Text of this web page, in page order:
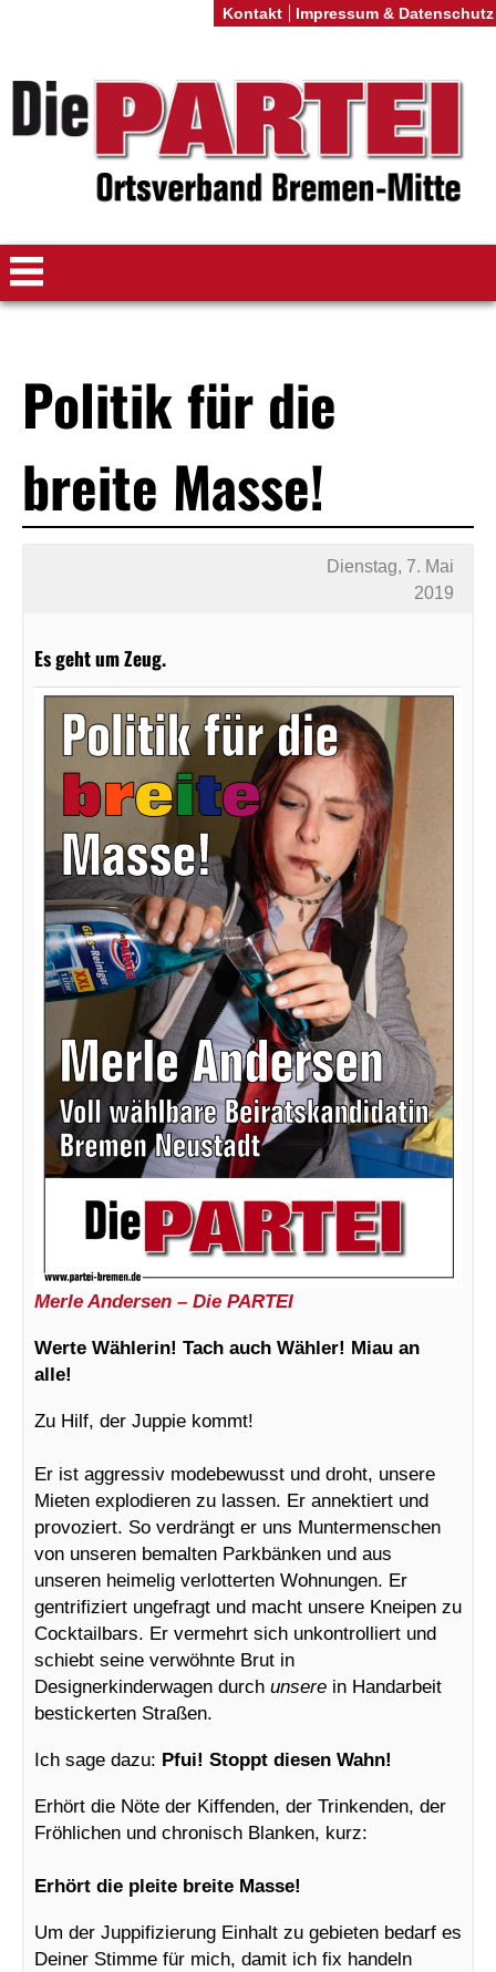
Politik für die
breite Masse!
Dienstag, 7. Mai
2019
Es geht um Zeug.
Merle Andersen – Die PARTEI
Werte Wählerin! Tach auch Wähler! Miau an
alle!
Zu Hilf, der Juppie kommt!
Er ist aggressiv modebewusst und droht, unsere
Mieten explodieren zu lassen. Er annektiert und
provoziert. So verdrängt er uns Muntermenschen
von unseren bemalten Parkbänken und aus
unseren heimelig verlotterten Wohnungen. Er
gentrifiziert ungefragt und macht unsere Kneipen zu
Cocktailbars. Er vermehrt sich unkontrolliert und
schiebt seine verwöhnte Brut in
Designerkinderwagen durch unsere in Handarbeit
bestickerten Straßen.
Ich sage dazu: Pfui! Stoppt diesen Wahn!
Erhört die Nöte der Kiffenden, der Trinkenden, der
Fröhlichen und chronisch Blanken, kurz:
Erhört die pleite breite Masse!
Um der Juppifizierung Einhalt zu gebieten bedarf es
Deiner Stimme für mich, damit ich fix handeln
Kontakt Impressum & Datenschutz